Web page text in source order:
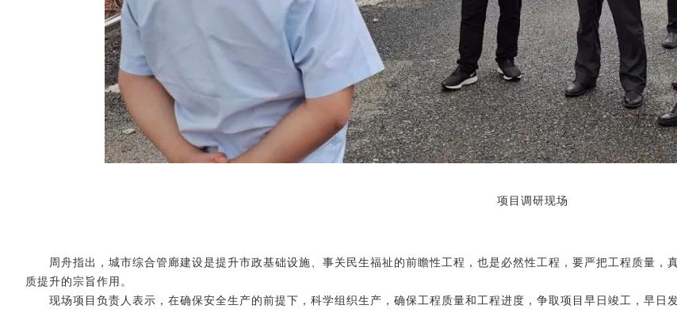
项目调研现场
周舟指出，城市综合管廊建设是提升市政基础设施、事关民生福祉的前瞻性工程，也是必然性工程，要严把工程质量，
质提升的宗旨作用。
现场项目负责人表示，在确保安全生产的前提下，科学组织生产，确保工程质量和工程进度，争取项目早日竣工，早日